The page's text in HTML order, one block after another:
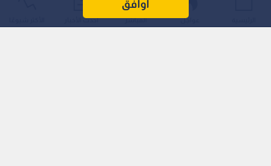
اوافق
عواجل المباشر أحدث الأخبار